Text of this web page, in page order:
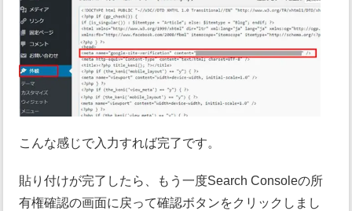
こんな感じで入力すれば完了です。
貼り付けが完了したら、もう一度Search Consoleの所
有権確認の画面に戻って確認ボタンをクリックしまし